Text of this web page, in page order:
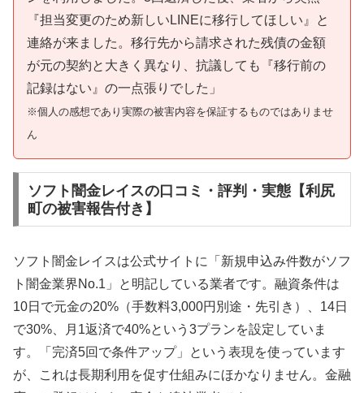
『担当変更のため新しいLINEに移行してほしい』と
連絡が来ました。移行先から請求された残債の金額
が元の契約と大きく異なり、抗議しても『移行前の
記録はない』の一点張りでした」
※個人の感想であり実際の被害内容を保証するものではありませ
ん
ソフト闇金レイスの口コミ・評判・実態【利尻
町の被害報告付き】
ソフト闇金レイスは公式サイトに「新規申込み件数がソフ
ト闇金業界No.1」と明記している業者です。融資条件は
10日で元金の20%（手数料3,000円別途・先引き）、14日
で30%、月1返済で40%という3プランを設定していま
す。「完済5回で条件アップ」という表現を使っています
が、これは長期利用を促す仕組みにほかなりません。金融